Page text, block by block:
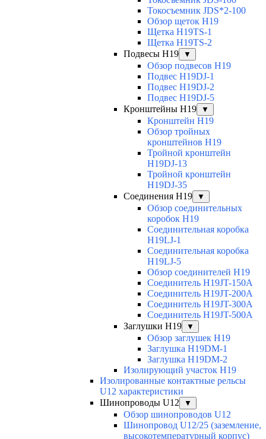
Токосъемник JDS*2-100
Обзор щеток H19
Щетка H19TS-1
Щетка H19TS-2
Подвесы H19
▼
Обзор подвесов H19
Подвес H19DJ-1
Подвес H19DJ-2
Подвес H19DJ-5
Кронштейны H19
▼
Кронштейн H19
Обзор тройных
кронштейнов H19
Тройной кронштейн
H19DJ-13
Тройной кронштейн
H19DJ-35
Соединения H19
▼
Обзор соединительных
коробок H19
Соединительная коробка
H19LJ-1
Соединительная коробка
H19LJ-5
Обзор соединителей H19
Соединитель H19JT-150A
Соединитель H19JT-200A
Соединитель H19JT-300A
Соединитель H19JT-500A
Заглушки H19
▼
Обзор заглушек H19
Заглушка H19DM-1
Заглушка H19DM-2
Изолирующий участок H19
Изолированные контактные рельсы
U12 характеристики
Шинопроводы U12
▼
Обзор шинопроводов U12
Шинопровод U12/25 (заземление,
высокотемпературный корпус)